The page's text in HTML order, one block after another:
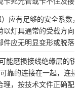
应有足够的安全系数，
以灯具通常的受载方向
件应无明显变形或脱落
能磨损接线绝缘层的锐
靠的连接在一起，连接
理，按技术文件正确配